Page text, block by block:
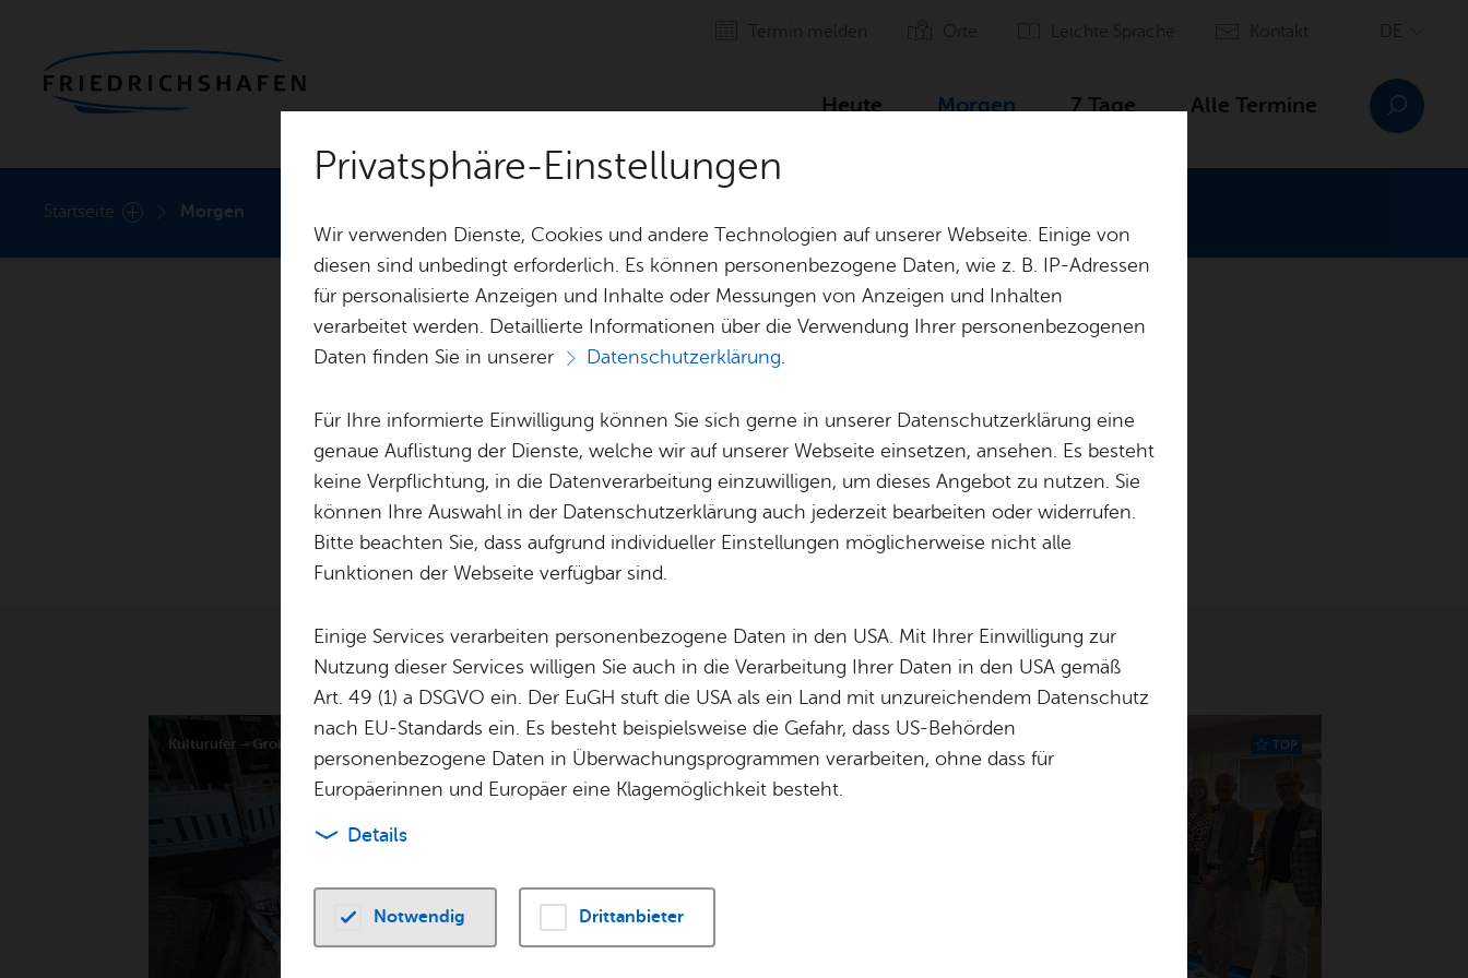
Ter­min mel­den Orte Leich­te Spra­che Kon­takt
Heute Mor­gen 7 Tage Alle Ter­mi­ne
Heute
Start­sei­te Mor­gen
Mor­gen
Frei­tag, 07. Au­gust 2026
Kul­turu­fer – Gro­ßes Zelt Frei­ge­län­de / Frei­trep­pe Ufer­stra­ße TOP
Privatsphäre-Einstellungen
Wir verwenden Dienste, Cookies und andere Technologien auf unserer Webseite. Einige von
diesen sind unbedingt erforderlich. Es können personenbezogene Daten, wie z. B. IP-Adressen
für personalisierte Anzeigen und Inhalte oder Messungen von Anzeigen und Inhalten
verarbeitet werden. Detaillierte Informationen über die Verwendung Ihrer personenbezogenen
Daten finden Sie in unserer
Datenschutzerklärung.
Für Ihre informierte Einwilligung können Sie sich gerne in unserer Datenschutzerklärung eine
genaue Auflistung der Dienste, welche wir auf unserer Webseite einsetzen, ansehen. Es besteht
keine Verpflichtung, in die Datenverarbeitung einzuwilligen, um dieses Angebot zu nutzen. Sie
können Ihre Auswahl in der Datenschutzerklärung auch jederzeit bearbeiten oder widerrufen.
Bitte beachten Sie, dass aufgrund individueller Einstellungen möglicherweise nicht alle
Funktionen der Webseite verfügbar sind.
Einige Services verarbeiten personenbezogene Daten in den USA. Mit Ihrer Einwilligung zur
Nutzung dieser Services willigen Sie auch in die Verarbeitung Ihrer Daten in den USA gemäß
Art. 49 (1) a DSGVO ein. Der EuGH stuft die USA als ein Land mit unzureichendem Datenschutz
nach EU-Standards ein. Es besteht beispielsweise die Gefahr, dass US-Behörden
personenbezogene Daten in Überwachungsprogrammen verarbeiten, ohne dass für
Europäerinnen und Europäer eine Klagemöglichkeit besteht.
Details
Notwendig Drittanbieter